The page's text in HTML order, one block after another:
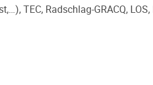
TEC, Radschlag-GRACQ,